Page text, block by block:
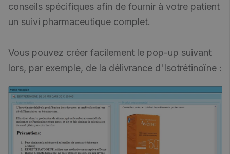
conseils spécifiques afin de fournir à votre patient
un suivi pharmaceutique complet.
Vous pouvez créer facilement le pop-up suivant
lors, par exemple, de la délivrance d'Isotrétinoïne :